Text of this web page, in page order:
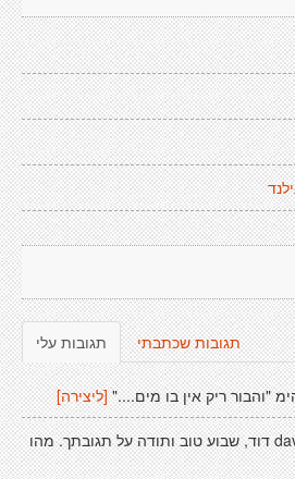
תגובות עלי תגובות שכתבתי
"והבור ריק אין בו מים...." [ליצירה]
ל david nichsaf דוד, שבוע טוב ותודה על תגובתך. מהו